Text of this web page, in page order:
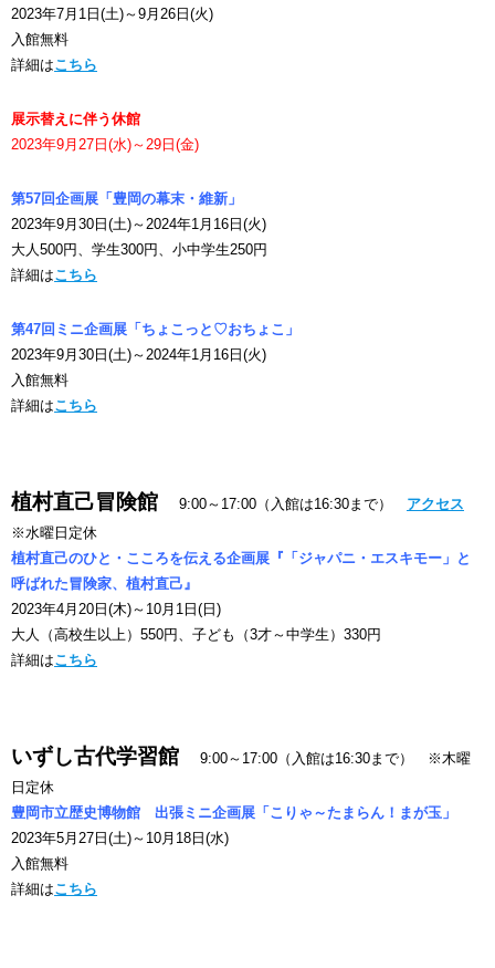
2023年7月1日(土)～9月26日(火)
入館無料
詳細はこちら
展示替えに伴う休館
2023年9月27日(水)～29日(金)
第57回企画展「豊岡の幕末・維新」
2023年9月30日(土)～2024年1月16日(火)
大人500円、学生300円、小中学生250円
詳細はこちら
第47回ミニ企画展「ちょこっと♡おちょこ」
2023年9月30日(土)～2024年1月16日(火)
入館無料
詳細はこちら
植村直己冒険館 9:00～17:00（入館は16:30まで） アクセス
※水曜日定休
植村直己のひと・こころを伝える企画展『「ジャパニ・エスキモー」と
呼ばれた冒険家、植村直己』
2023年4月20日(木)～10月1日(日)
大人（高校生以上）550円、子ども（3才～中学生）330円
詳細はこちら
いずし古代学習館
9:00～17:00（入館は16:30まで） ※木曜
日定休
豊岡市立歴史博物館 出張ミニ企画展「こりゃ～たまらん！まが玉」
2023年5月27日(土)～10月18日(水)
入館無料
詳細はこちら